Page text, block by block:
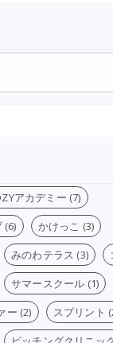
アカデミー (7)
(6) かけっこ (3)
みのわテラス (3)
サマースクール (1)
ー (2) スプリント